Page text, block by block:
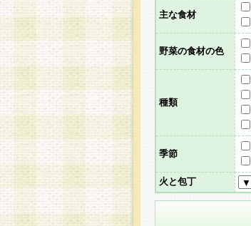
主な食材
野菜の食材の色
種類
季節
火と包丁